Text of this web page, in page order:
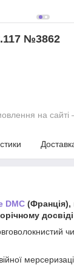
№3862
на
DMC (Франція),